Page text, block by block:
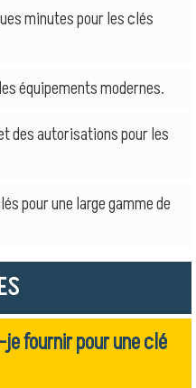
minutes pour les clés
équipements modernes.
des autorisations pour les
pour une large gamme de
fournir pour une clé